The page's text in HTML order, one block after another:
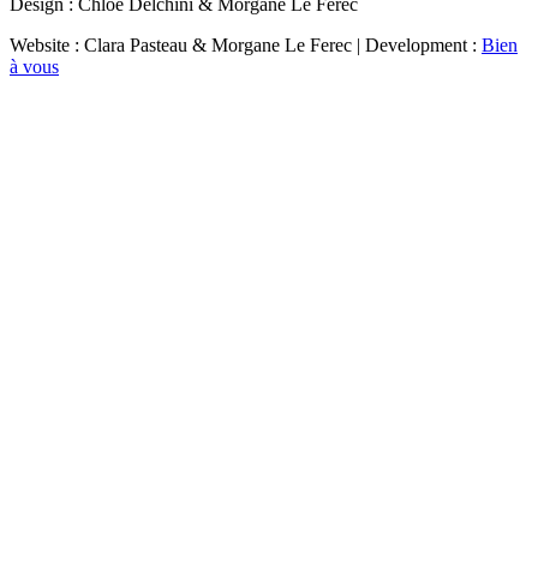
Website : Clara Pasteau & Morgane Le Ferec | Development : Bien
à vous